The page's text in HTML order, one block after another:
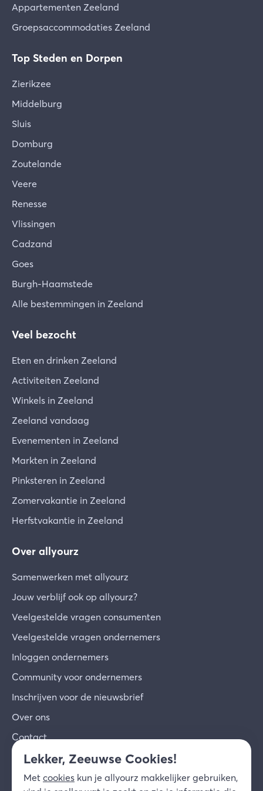
Appartementen Zeeland
Groepsaccommodaties Zeeland
Top Steden en Dorpen
Zierikzee
Middelburg
Sluis
Domburg
Zoutelande
Veere
Renesse
Vlissingen
Cadzand
Goes
Burgh-Haamstede
Alle bestemmingen in Zeeland
Veel bezocht
Eten en drinken Zeeland
Activiteiten Zeeland
Winkels in Zeeland
Zeeland vandaag
Evenementen in Zeeland
Markten in Zeeland
Pinksteren in Zeeland
Zomervakantie in Zeeland
Herfstvakantie in Zeeland
Over allyourz
Samenwerken met allyourz
Jouw verblijf ook op allyourz?
Veelgestelde vragen consumenten
Veelgestelde vragen ondernemers
Inloggen ondernemers
Community voor ondernemers
Inschrijven voor de nieuwsbrief
Over ons
Contact
© 2026 allyourz b.v.
Privacy
Cookies Disclaimer
Lekker, Zeeuwse Cookies!
Met cookies kun je allyourz makkelijker gebruiken,